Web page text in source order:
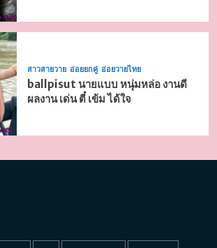
สาวสายวาย อ่อยยกคู่ อ่อยวายไทย
ballpisut นายแบบ หนุ่มหล่อ งานดี
ผลงาน เด่น ตี๋ เข้ม ได้ใจ